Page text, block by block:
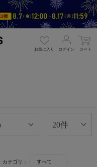
お気に入り ログイン カート
カテゴリ： すべて